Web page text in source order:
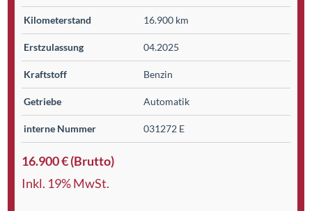
Kilometer­stand 16.900 km
Erst­zulassung 04.2025
Kraftstoff Benzin
Getriebe Automatik
interne Nummer 031272 E
16.900 € (Brutto)
Inkl. 19% MwSt.